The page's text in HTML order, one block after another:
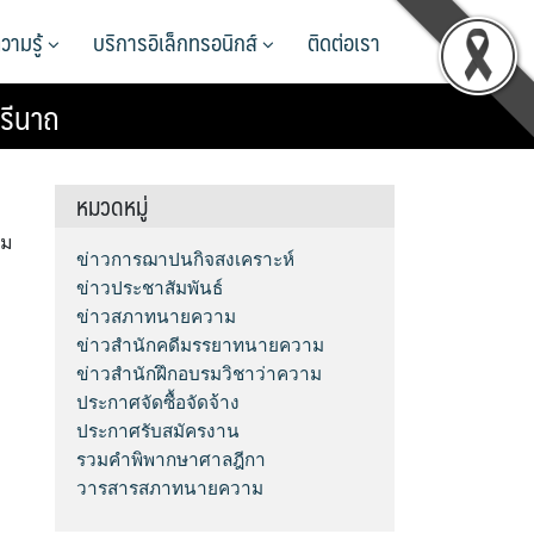
ามรู้ บริการอิเล็กทรอนิกส์ ติดต่อเรา
นาถ
หมวดหมู่
ข่าวการฌาปนกิจสงเคราะห์
ข่าวประชาสัมพันธ์
ข่าวสภาทนายความ
ข่าวสำนักคดีมรรยาทนายความ
ข่าวสำนักฝึกอบรมวิชาว่าความ
ประกาศจัดซื้อจัดจ้าง
ประกาศรับสมัครงาน
รวมคำพิพากษาศาลฎีกา
วารสารสภาทนายความ